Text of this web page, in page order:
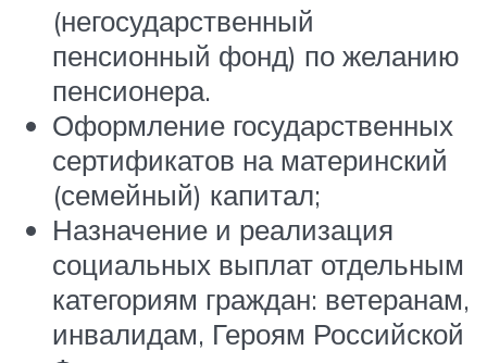
(негосударственный
пенсионный фонд) по желанию
пенсионера.
Оформление государственных
сертификатов на материнский
(семейный) капитал;
Назначение и реализация
социальных выплат отдельным
категориям граждан: ветеранам,
инвалидам, Героям Российской